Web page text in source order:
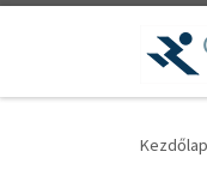
Teljes tartalom
Kezdőlap